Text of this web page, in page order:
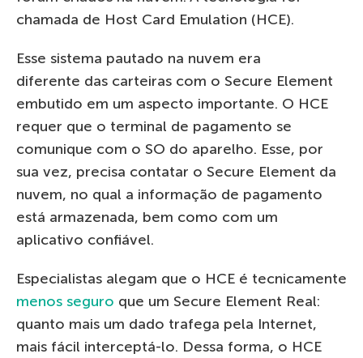
chamada de Host Card Emulation (HCE).
Esse sistema pautado na nuvem era
diferente das carteiras com o Secure Element
embutido em um aspecto importante. O HCE
requer que o terminal de pagamento se
comunique com o SO do aparelho. Esse, por
sua vez, precisa contatar o Secure Element da
nuvem, no qual a informação de pagamento
está armazenada, bem como com um
aplicativo confiável.
Especialistas alegam que o HCE é tecnicamente
menos seguro que um Secure Element Real:
quanto mais um dado trafega pela Internet,
mais fácil interceptá-lo. Dessa forma, o HCE